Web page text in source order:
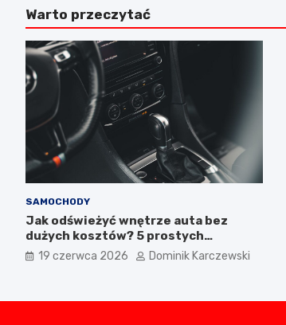
Warto przeczytać
SAMOCHODY
Jak odświeżyć wnętrze auta bez
dużych kosztów? 5 prostych
modyfikacji, które poprawiają wygląd
19 czerwca 2026 Dominik Karczewski